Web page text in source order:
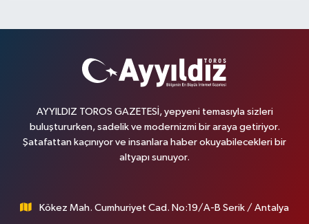
AYYILDIZ TOROS GAZETESİ, yepyeni temasıyla sizleri
buluştururken, sadelik ve modernizmi bir araya getiriyor.
Şatafattan kaçınıyor ve insanlara haber okuyabilecekleri bir
altyapı sunuyor.
Kökez Mah. Cumhuriyet Cad. No:19/A-B Serik / Antalya